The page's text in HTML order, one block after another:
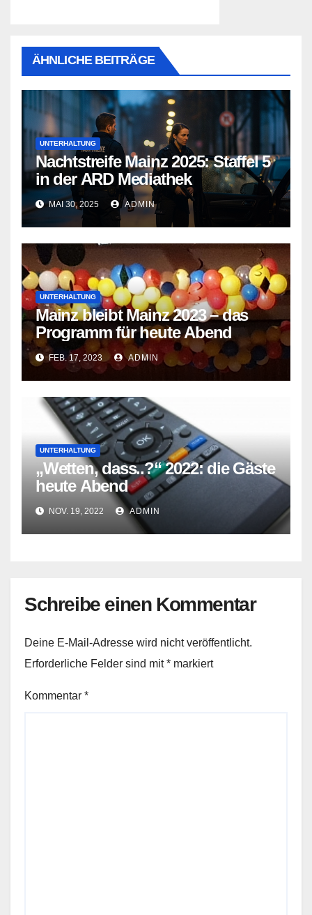
ÄHNLICHE BEITRÄGE
UNTERHALTUNG
Nachtstreife Mainz 2025: Staffel 5
in der ARD Mediathek
MAI 30, 2025 ADMIN
UNTERHALTUNG
Mainz bleibt Mainz 2023 – das
Programm für heute Abend
FEB. 17, 2023 ADMIN
UNTERHALTUNG
„Wetten, dass..?“ 2022: die Gäste
heute Abend
NOV. 19, 2022 ADMIN
Schreibe einen Kommentar
Deine E-Mail-Adresse wird nicht veröffentlicht.
Erforderliche Felder sind mit* markiert
Kommentar *